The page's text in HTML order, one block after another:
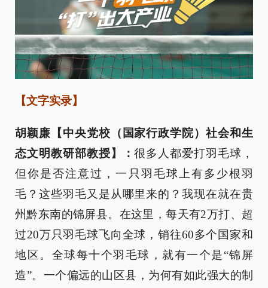
【文字实录】
胡颖廉【中央党校（国家行政学院）社会和生
态文明教研部教授】：很多人都爱打羽毛球，
但你是否注意过，一只羽毛球上有多少根羽
毛？这些羽毛又是从哪里来的？我现在就在贵
州黔东南的锦屏县。在这里，每天有2万打、超
过20万只羽毛球飞向全球，销往60多个国家和
地区。全球每十个羽毛球，就有一个是“锦屏
造”。一个偏远的山区县，为何有如此强大的制